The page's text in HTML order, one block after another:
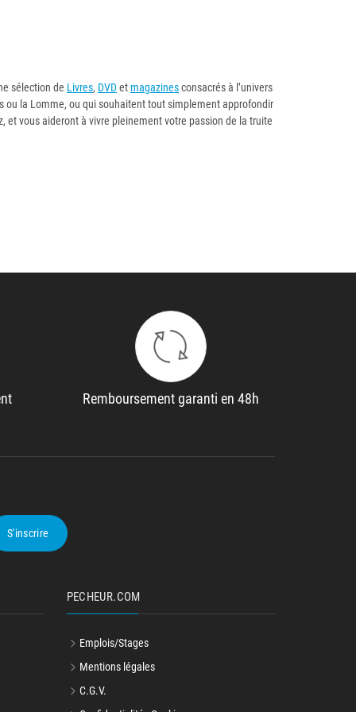
sélection de Livres, DVDetmagazinesconsacrés à l’univers
ou la Lomme, ou qui souhaitent tout simplement approfondir
et vous aideront à vivre pleinement votre passion de la truite
Remboursement garanti en 48h
S'inscrire
PECHEUR.COM
Emplois/Stages
Mentions légales
C.G.V.